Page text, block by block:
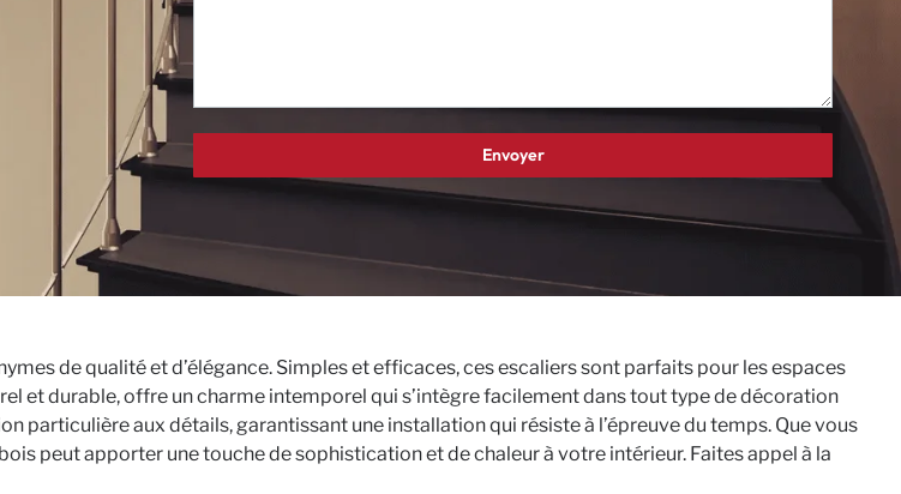
de qualité et d’élégance. Simples et efficaces, ces escaliers sont parfaits pour les espaces
et durable, offre un charme intemporel qui s’intègre facilement dans tout type de décoration
particulière aux détails, garantissant une installation qui résiste à l’épreuve du temps. Que vous
peut apporter une touche de sophistication et de chaleur à votre intérieur. Faites appel à la